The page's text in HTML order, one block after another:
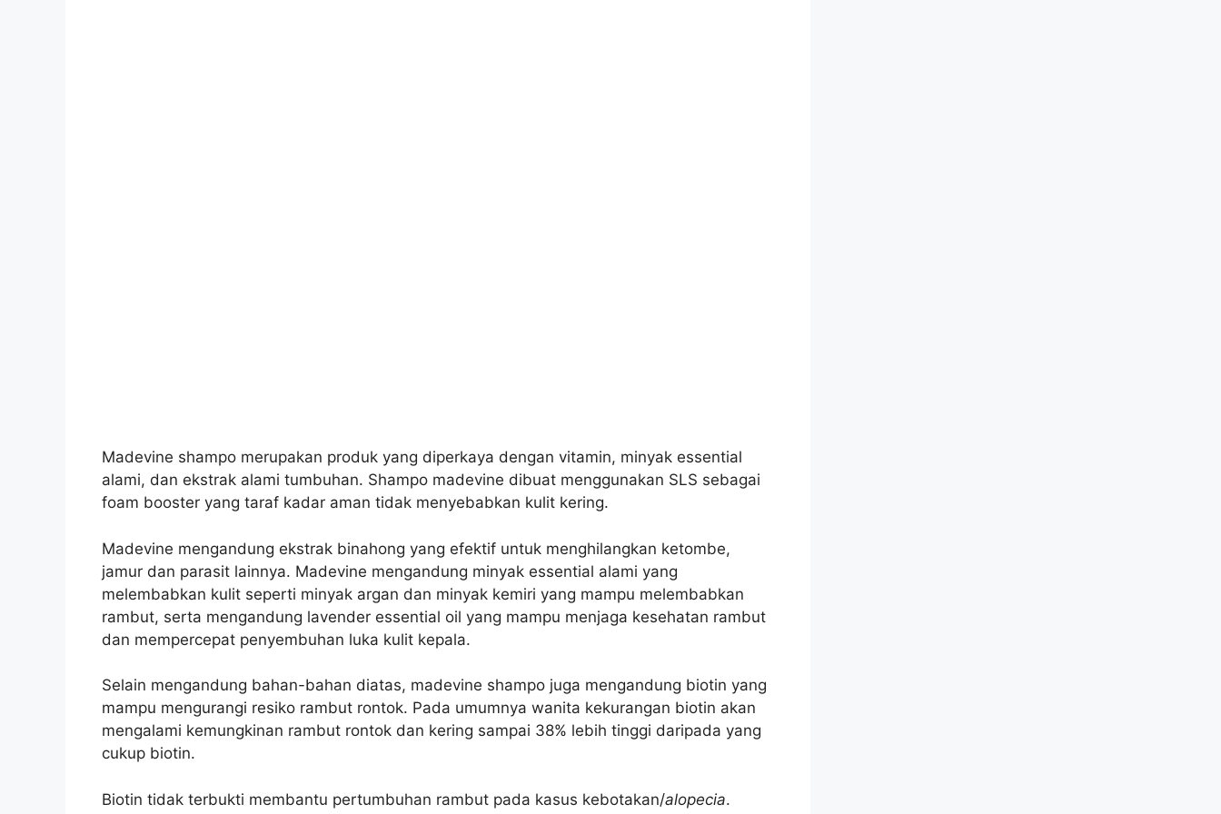
Madevine shampo merupakan produk yang diperkaya dengan vitamin, minyak essential
alami, dan ekstrak alami tumbuhan. Shampo madevine dibuat menggunakan SLS sebagai
foam booster yang taraf kadar aman tidak menyebabkan kulit kering.
Madevine mengandung ekstrak binahong yang efektif untuk menghilangkan ketombe,
jamur dan parasit lainnya. Madevine mengandung minyak essential alami yang
melembabkan kulit seperti minyak argan dan minyak kemiri yang mampu melembabkan
rambut, serta mengandung lavender essential oil yang mampu menjaga kesehatan rambut
dan mempercepat penyembuhan luka kulit kepala.
Selain mengandung bahan-bahan diatas, madevine shampo juga mengandung biotin yang
mampu mengurangi resiko rambut rontok. Pada umumnya wanita kekurangan biotin akan
mengalami kemungkinan rambut rontok dan kering sampai 38% lebih tinggi daripada yang
cukup biotin.
Biotin tidak terbukti membantu pertumbuhan rambut pada kasus kebotakan/alopecia.